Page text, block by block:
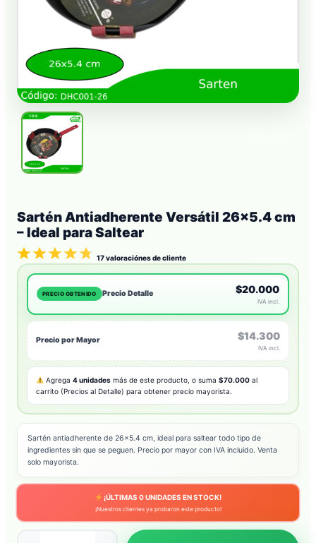
Sartén Antiadherente Versátil 26×5.4 cm
– Ideal para Saltear
17valoraciónes de cliente
PRECIO OBTENIDO Precio Detalle $20.000
IVA incl.
Precio por Mayor $14.300
IVA incl.
Agrega4 unidades más de este producto, o suma$70.000 al
carrito (Precios al Detalle) para obtener precio mayorista.
Sartén antiadherente de 26×5.4 cm, ideal para saltear todo tipo de
ingredientes sin que se peguen. Precio por mayor con IVA incluido. Venta
solo mayorista.
¡ÚLTIMAS0UNIDADES EN STOCK!
¡Nuestros clientes ya probaron este producto!